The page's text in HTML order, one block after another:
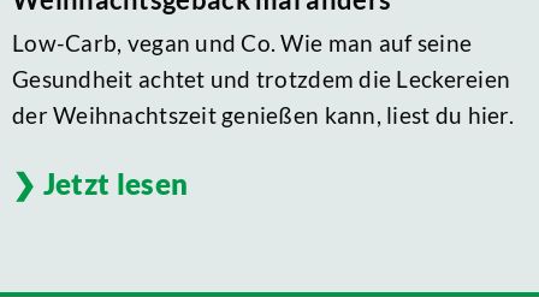
Low-Carb, vegan und Co. Wie man auf seine
Gesundheit achtet und trotzdem die Leckereien
der Weihnachtszeit genießen kann, liest du hier.
Jetzt lesen